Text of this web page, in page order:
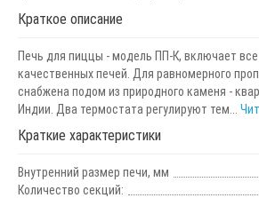
Краткое описание
Печь для пиццы - модель ПП-К, включает
качественных печей. Для равномерного
снабжена подом из природного каменя -
Индии. Два термостата регулируют тем...
Краткие характеристики
Внутренний размер печи, мм
Количество секций: